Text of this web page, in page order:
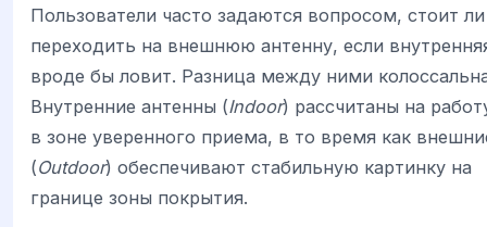
Пользователи часто задаются вопросом, стоит ли
переходить на внешнюю антенну, если
вроде бы ловит. Разница между ними
Внутренние антенны (Indoor) рассчитаны на
в зоне уверенного приема, в то время как
(Outdoor) обеспечивают стабильную картинку на
границе зоны покрытия.